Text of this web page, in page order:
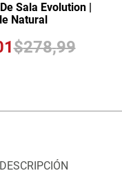
Sala Evolution |
Natural
$278,99
DESCRIPCIÓN